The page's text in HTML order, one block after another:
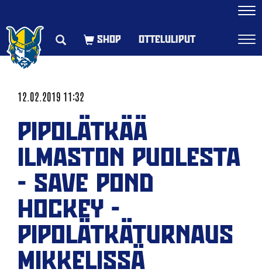
OTTELULIPUT
12.02.2019 11:32
PIPOLÄTKÄÄ
ILMASTON PUOLESTA
- SAVE POND
HOCKEY -
PIPOLÄTKÄTURNAUS
MIKKELISSÄ